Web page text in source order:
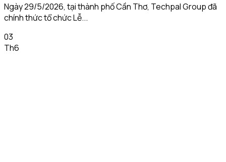
Ngày 29/5/2026, tại thành phố Cần Thơ, Techpal Group đã
chính thức tổ chức Lễ...
03
Th6